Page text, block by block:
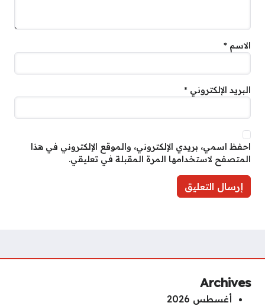
الاسم *
البريد الإلكتروني *
احفظ اسمي، بريدي الإلكتروني، والموقع الإلكتروني في هذا
المتصفح لاستخدامها المرة المقبلة في تعليقي.
Archives
أغسطس 2026